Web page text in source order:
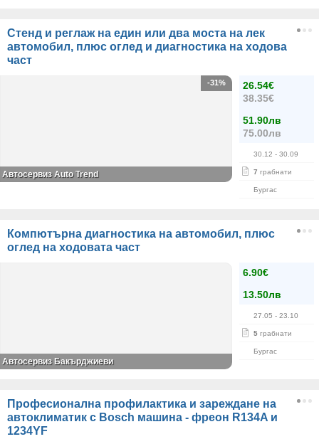
Стенд и реглаж на един или два моста на лек
автомобил, плюс оглед и диагностика на ходова
част
26.54€
38.35€
51.90лв
75.00лв
30.12 - 30.09
7 грабнати
Бургас
-31%
Автосервиз Auto Trend
Компютърна диагностика на автомобил, плюс
оглед на ходовата част
6.90€
13.50лв
27.05 - 23.10
5 грабнати
Бургас
Автосервиз Бакърджиеви
Професионална профилактика и зареждане на
автоклиматик с Bosch машина - фреон R134A и
1234YF